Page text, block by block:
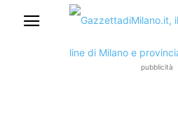
pubblicità